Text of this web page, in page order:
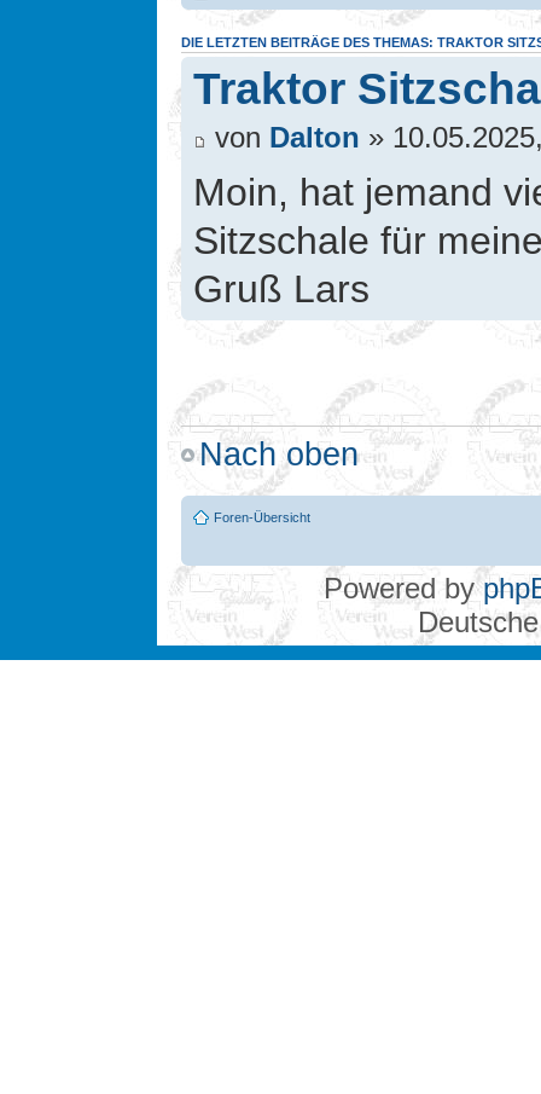
DIE LETZTEN BEITRÄGE DES THEMAS: TRAKTOR
Traktor
von Dalton »
Moin, hat jemand
Sitzschale für
Gruß Lars
Nach oben
Foren-Übersicht
Powered by